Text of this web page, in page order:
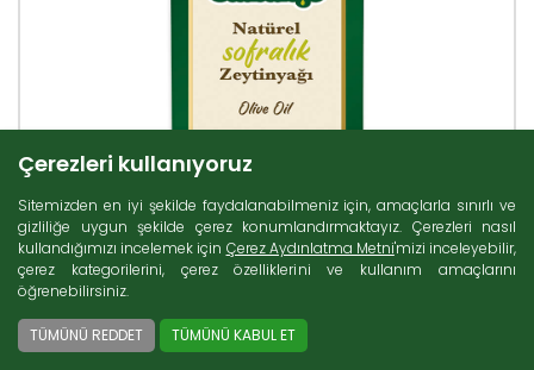
Çerezleri kullanıyoruz
Sitemizden en iyi şekilde faydalanabilmeniz için, amaçlarla sınırlı ve
gizliliğe uygun şekilde çerez konumlandırmaktayız. Çerezleri nasıl
kullandığımızı incelemek için Çerez Aydınlatma Metni'mizi inceleyebilir,
çerez kategorilerini, çerez özelliklerini ve kullanım amaçlarını
öğrenebilirsiniz.
TÜMÜNÜ REDDET TÜMÜNÜ KABUL ET